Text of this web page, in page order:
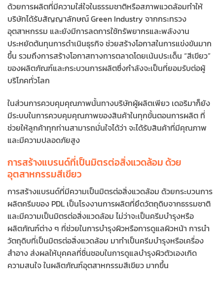
ด้วยการผลิตที่มีความใส่ใจในธรรมชาติหรือสภาพแวดล้อมทำให้
บริษัทได้รับสัญญาลักษณ์ Green Industry จากกระทรวง
อุตสาหกรรม และยังมีการลดการใช้ทรัพยากรและพลังงาน
ประหยัดต้นทุนการดำเนินธุรกิจ ช่วยสร้างโอกาสในการแข่งขันมาก
ขึ้น รวมถึงการสร้างโอกาสทางการตลาดโดยเน้นประเด็น “สีเขียว”
ของผลิตภัณฑ์และกระบวนการผลิตซึ่งกำลังจะเป็นที่ยอมรับต่อผู้
บริโภคทั่วโลก
ในส่วนการควบคุมคุณภาพนั้นทางบริษัทผู้ผลิตเพียว เดอริมาก็ยัง
มีระบบในการควบคุมคุณภาพของสินค้าในทุกขั้นตอนการผลิต ที่
ช่วยให้ลูกค้าทุกท่านสามารถมั่นใจได้ว่า จะได้รับสินค้าที่มีคุณภาพ
และมีความปลอดภัยสูง
การสร้างแบรนด์ที่เป็นมิตรต่อสิ่งแวดล้อม ด้วย
อุตสาหกรรมสีเขียว
การสร้างแบรนด์ที่มีความเป็นมิตรต่อสิ่งแวดล้อม ด้วยกระบวนการ
ผลิตครีมของ PDL เป็นโรงงานการผลิตที่ยึดวัตถุดิบจากธรรมชาติ
และมีความเป็นมิตรต่อสิ่งแวดล้อม ไม่ว่าจะเป็นครีมบำรุงหรือ
ผลิตภัณฑ์ต่าง ๆ ที่ช่วยในการบำรุงผิวหรือการดูแลผิวหน้า การนำ
วัตถุดิบที่เป็นมิตรต่อสิ่งแวดล้อม มาทำเป็นครีมบำรุงหรือเครื่อง
สำอาง ส่งผลให้บุคคลที่ชื่นชอบในการดูแลบำรุงผิวตัวเองเกิด
ความสนใจ ในผลิตภัณฑ์อุตสาหกรรมสีเขียว มากขึ้น